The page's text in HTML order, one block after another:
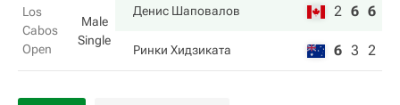
Los
Cabos
Open
Male
Single
Денис Шаповалов 2 6 6
Ринки Хидзиката 6 3 2